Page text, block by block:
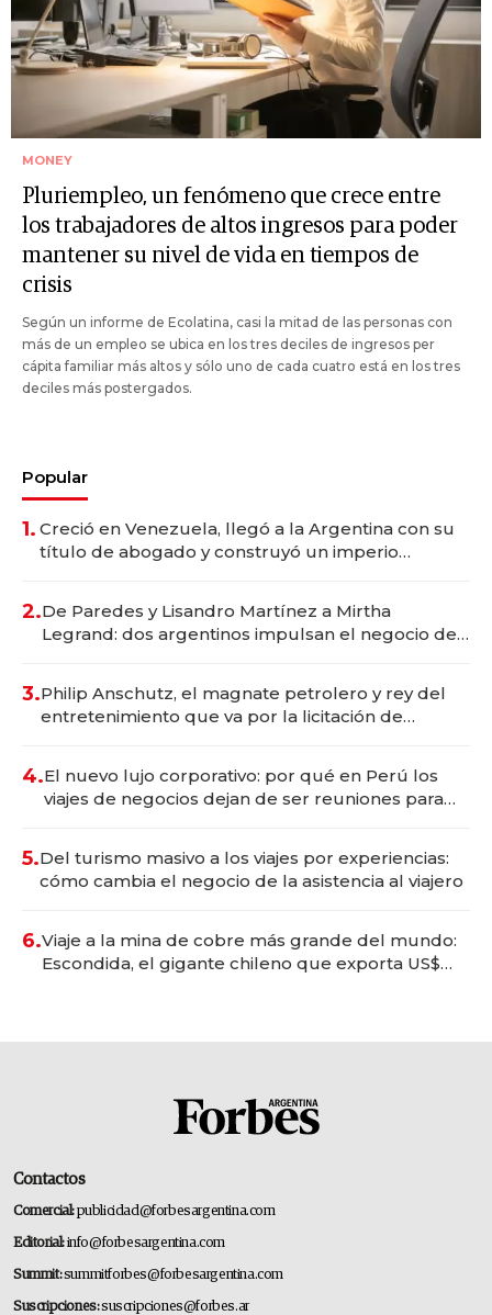
MONEY
Pluriempleo, un fenómeno que crece entre
los trabajadores de altos ingresos para poder
mantener su nivel de vida en tiempos de
crisis
Según un informe de Ecolatina, casi la mitad de las personas con
más de un empleo se ubica en los tres deciles de ingresos per
cápita familiar más altos y sólo uno de cada cuatro está en los tres
deciles más postergados.
Popular
1. Creció en Venezuela, llegó a la Argentina con su
título de abogado y construyó un imperio
2.De Paredes y Lisandro Martínez a Mirtha
Legrand: dos argentinos impulsan el negocio del
3.Philip Anschutz, el magnate petrolero y rey del
entretenimiento que va por la licitación de
4.El nuevo lujo corporativo: por qué en Perú los
viajes de negocios dejan de ser reuniones para
5.Del turismo masivo a los viajes por experiencias:
cómo cambia el negocio de la asistencia al viajero
6.Viaje a la mina de cobre más grande del mundo:
Escondida, el gigante chileno que exporta US$
Contactos
Comercial:publicidad@forbesargentina.com
Editorial:info@forbesargentina.com
Summit:summitforbes@forbesargentina.com
Suscripciones:suscripciones@forbes.ar